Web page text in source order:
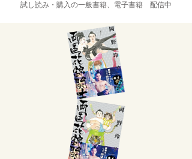
試し読み・購入の一般書籍、電子書籍 配信中